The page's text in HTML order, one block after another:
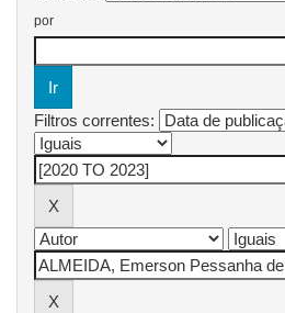
por
Filtros correntes: